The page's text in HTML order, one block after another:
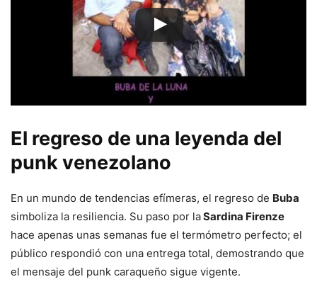
El regreso de una leyenda del
punk venezolano
En un mundo de tendencias efímeras, el regreso de Buba
simboliza la resiliencia. Su paso por laSardina Firenze
hace apenas unas semanas fue el termómetro perfecto; el
público respondió con una entrega total, demostrando que
el mensaje del punk caraqueño sigue vigente.